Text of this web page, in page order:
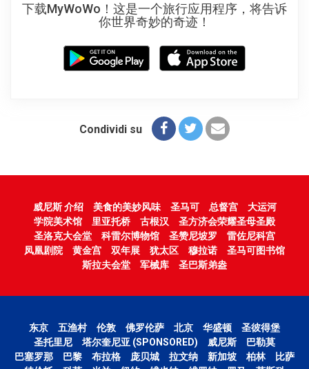
下载MyWoWo！这是一个旅行应用程序，将告诉
你世界奇妙的奇迹！
Condividi su
威尼斯 介绍 美食的美妙风味 圣马可 总督宫
大运河
学院美术馆
里亚托桥 古根汉
圣方济会荣耀圣母圣殿
圣洛克大会堂
科雷尔博物馆 圣赞尼坡罗
雷佐尼科宫
凤凰剧院
黄金宫 双年展 犹太区 穆拉诺
圣马可图书馆
斯拉夫会堂
军械库 圣巴斯弟盎
东京 五渔村 伦敦 佛罗伦萨 北京 华盛顿
圣彼得堡
圣托里尼
塔尔奎尼亚 (SPONSORED) 威尼斯
巴勒莫
巴塞罗那
巴黎 布拉格 庞贝城 拉文纳 新加坡 柏林
比萨